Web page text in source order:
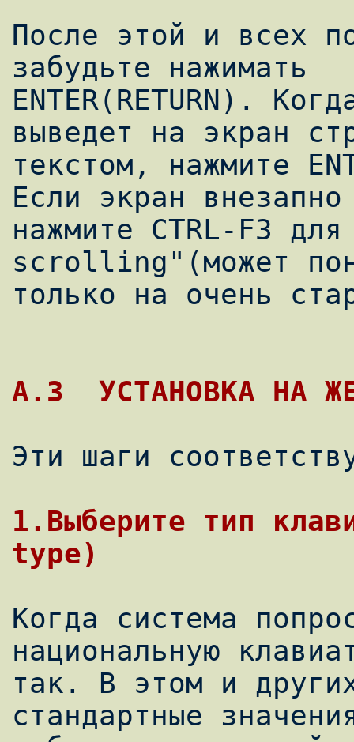
После этой и всех
забудьте нажимать
ENTER(RETURN).
выведет на экран
текстом, нажмите
Если экран
нажмите CTRL-F3
scrolling"(может
только на очень
Эти шаги
1.Выберите тип
Когда система
национальную
так. В этом и
стандартные